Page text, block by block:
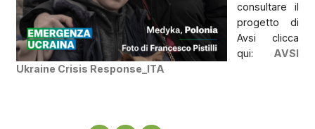
consultare il
progetto di
Avsi clicca
qui:
AVSI
Ukraine Crisis Response_ITA